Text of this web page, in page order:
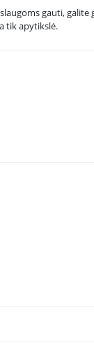
gauti,
tik apytikslė.